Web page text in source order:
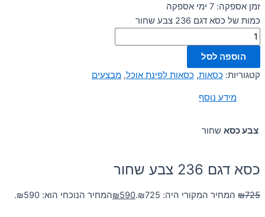
זמן אספקה: 7 ימי אספקה
כמות של כסא דגם 236 צבע שחור
הוספה לסל
קטגוריות: כסאות, כסאות לפינת אוכל, מבצעים
מידע נוסף
צבע כסא שחור
כסא דגם 236 צבע שחור
₪725 המחיר המקורי היה: ₪725. ₪590 המחיר הנוכחי הוא: ₪590.